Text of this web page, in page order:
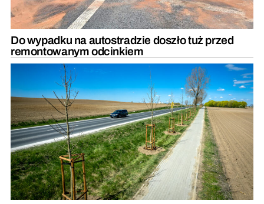
Do wypadku na autostradzie doszło tuż przed
remontowanym odcinkiem